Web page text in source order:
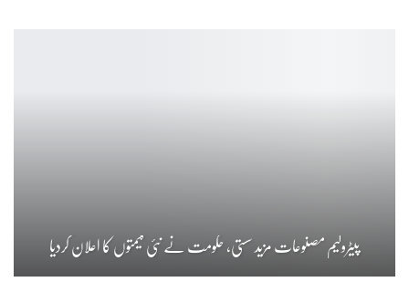
پیٹرولیم مصنوعات مزید سستی، حکومت نے نئی قیمتوں کا اعلان کردیا